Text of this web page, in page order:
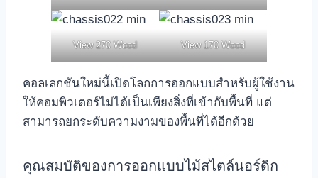
View 270 Wood View 170 Wood
คอลเลกชันใหม่นี้เปิดโลกการออกแบบสำหรับผู้ใช้งาน
ให้คอมพิวเตอร์ไม่ได้เป็นเพียงสิ่งที่เข้ากับพื้นที่ แต่
สามารถยกระดับความงามของพื้นที่ได้อีกด้วย
คุณสมบัติของการออกแบบไม้สไตล์นอร์ดิก